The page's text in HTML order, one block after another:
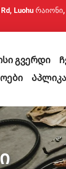
Luohu
გვერდი